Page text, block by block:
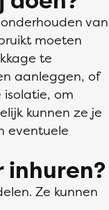
van
moeten
te
aanleggen, of
isolatie, om
kunnen ze je
eventuele
inhuren?
Ze kunnen